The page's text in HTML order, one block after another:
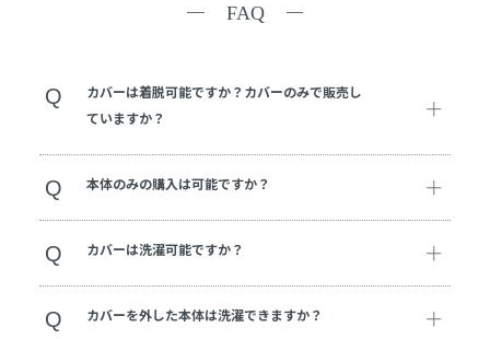
FAQ
Q
カバーは着脱可能ですか？カバーのみで販売し
ていますか？
Q 本体のみの購入は可能ですか？
Q カバーは洗濯可能ですか？
Q カバーを外した本体は洗濯できますか？